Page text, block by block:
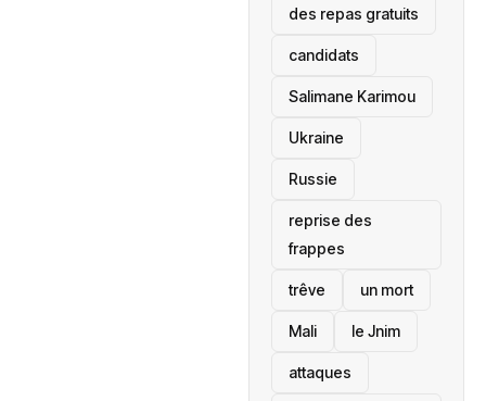
des repas gratuits
candidats
Salimane Karimou
Ukraine
Russie
reprise des
frappes
trêve un mort
Mali le Jnim
attaques